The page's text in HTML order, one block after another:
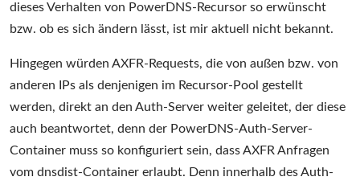
dieses Verhalten von PowerDNS-Recursor so erwünscht
bzw. ob es sich ändern lässt, ist mir aktuell nicht bekannt.
Hingegen würden AXFR-Requests, die von außen bzw. von
anderen IPs als denjenigen im Recursor-Pool gestellt
werden, direkt an den Auth-Server weiter geleitet, der diese
auch beantwortet, denn der PowerDNS-Auth-Server-
Container muss so konfiguriert sein, dass AXFR Anfragen
vom dnsdist-Container erlaubt. Denn innerhalb des Auth-